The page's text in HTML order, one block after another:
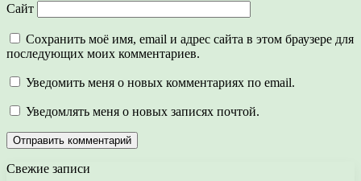
Сайт
Сохранить моё имя, email и адрес сайта в этом браузере для
последующих моих комментариев.
Уведомить меня о новых комментариях по email.
Уведомлять меня о новых записях почтой.
Свежие записи